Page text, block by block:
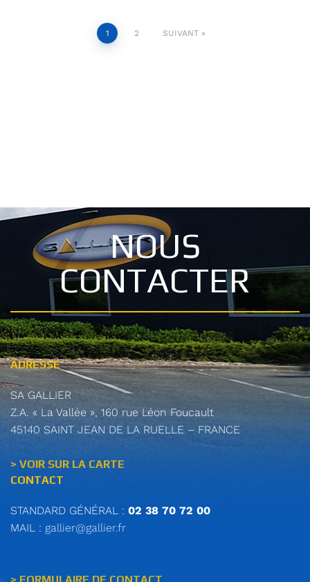
1 2 SUIVANT
NOUS
CONTACTER
ADRESSE
SA GALLIER
Z.A. « La Vallée », 160 rue Léon Foucault
45140 SAINT JEAN DE LA RUELLE – FRANCE
> VOIR SUR LA CARTE
CONTACT
STANDARD GÉNÉRAL : 02 38 70 72 00
MAIL : gallier@gallier.fr